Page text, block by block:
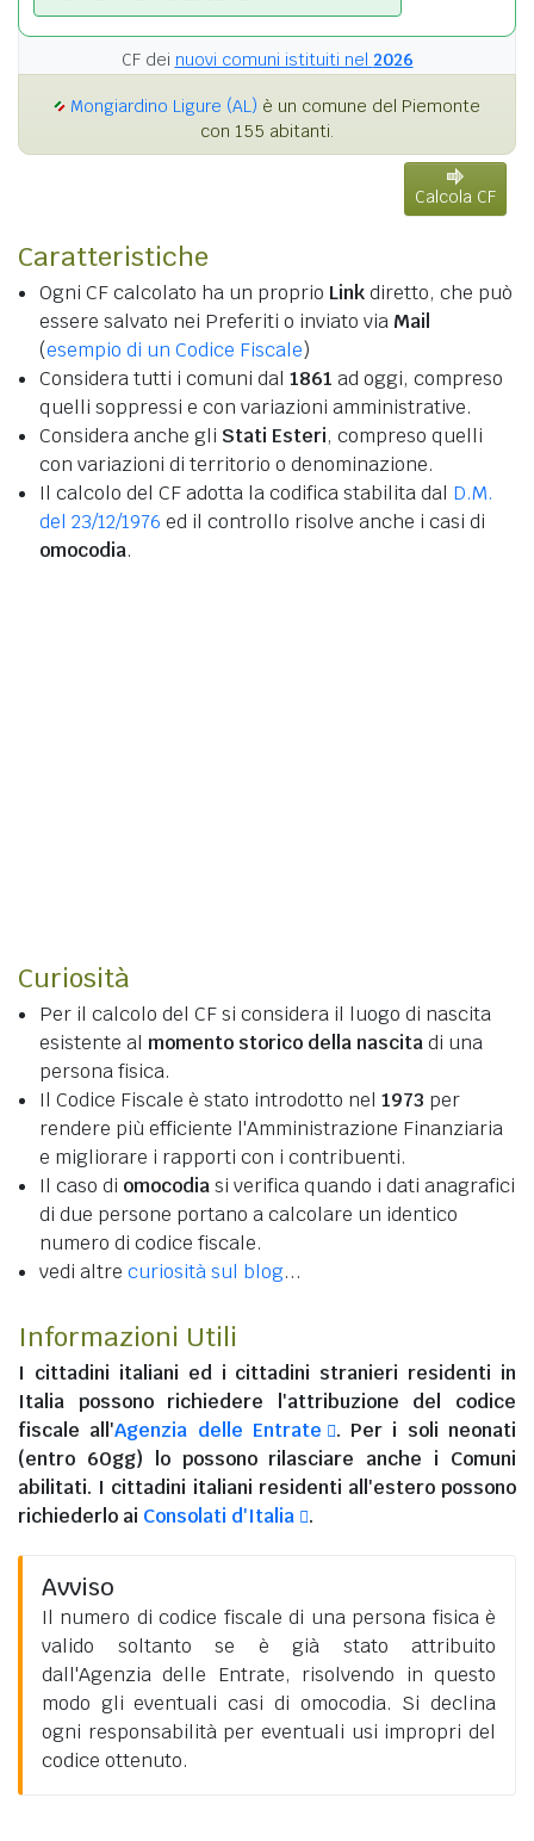
CF dei nuovi comuni istituiti nel 2026
Mongiardino Ligure (AL) è un comune del Piemonte
con 155 abitanti.
Calcola CF
Caratteristiche
Ogni CF calcolato ha un proprio Linkdiretto, che può
essere salvato nei Preferiti o inviato via Mail
(esempio di un Codice Fiscale)
Considera tutti i comuni dal 1861 ad oggi, compreso
quelli soppressi e con variazioni amministrative.
Considera anche gli Stati Esteri, compreso quelli
con variazioni di territorio o denominazione.
Il calcolo del CF adotta la codifica stabilita dal D.M.
del 23/12/1976 ed il controllo risolve anche i casi di
omocodia.
Curiosità
Per il calcolo del CF si considera il luogo di nascita
esistente al momento storico della nascitadi una
persona fisica.
Il Codice Fiscale è stato introdotto nel 1973 per
rendere più efficiente l'Amministrazione Finanziaria
e migliorare i rapporti con i contribuenti.
Il caso di omocodiasi verifica quando i dati anagrafici
di due persone portano a calcolare un identico
numero di codice fiscale.
vedi altre curiosità sul blog...
Informazioni Utili
I cittadini italiani ed i cittadini stranieri residenti in
Italia possono richiedere l'attribuzione del codice
fiscale all'Agenzia delle Entrate
. Per i soli neonati
(entro 60gg) lo possono rilasciare anche i Comuni
abilitati. I cittadini italiani residenti all'esteropossono
richiederlo ai Consolati d'Italia .
Avviso
Il numero di codice fiscale di una persona fisica è
valido soltanto se è già stato attribuito
dall'Agenzia delle Entrate, risolvendo in questo
modo gli eventuali casi di omocodia. Si declina
ogni responsabilità per eventuali usi impropri del
codice ottenuto.